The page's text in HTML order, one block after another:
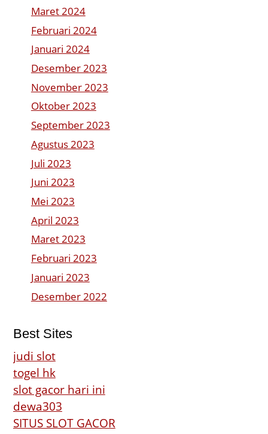
Maret 2024
Februari 2024
Januari 2024
Desember 2023
November 2023
Oktober 2023
September 2023
Agustus 2023
Juli 2023
Juni 2023
Mei 2023
April 2023
Maret 2023
Februari 2023
Januari 2023
Desember 2022
Best Sites
judi slot
togel hk
slot gacor hari ini
dewa303
SITUS SLOT GACOR